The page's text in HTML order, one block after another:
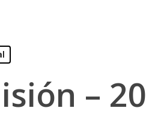
– 20